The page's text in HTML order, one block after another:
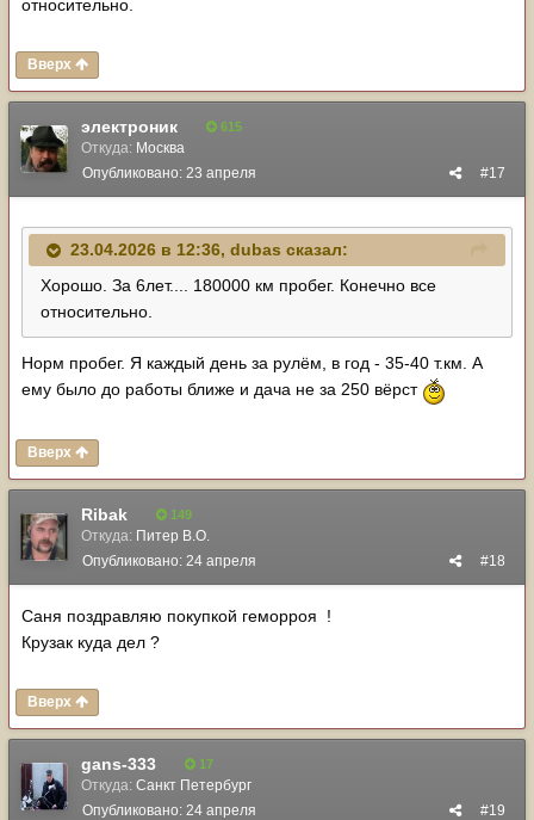
относительно.
Вверх
электроник 615
Откуда: Москва
#17
Опубликовано: 23 апреля
23.04.2026 в 12:36, dubas сказал:
Хорошо. За 6лет.... 180000 км пробег. Конечно все
относительно.
Норм пробег. Я каждый день за рулём, в год - 35-40 т.км. А
ему было до работы ближе и дача не за 250 вёрст
Вверх
Ribak 149
Откуда: Питер В.О.
#18
Опубликовано: 24 апреля
Саня поздравляю покупкой геморроя !
Крузак куда дел ?
Вверх
gans-333 17
Откуда: Санкт Петербург
#19
Опубликовано: 24 апреля